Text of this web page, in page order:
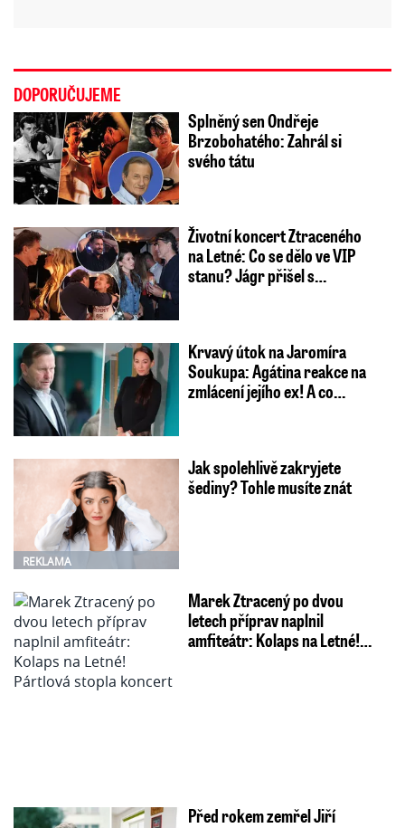
DOPORUČUJEME
Splněný sen Ondřeje
Brzobohatého: Zahrál si
svého tátu
Životní koncert Ztraceného
na Letné: Co se dělo ve VIP
stanu? Jágr přišel s…
Krvavý útok na Jaromíra
Soukupa: Agátina reakce na
zmlácení jejího ex! A co…
REKLAMA
Jak spolehlivě zakryjete
šediny? Tohle musíte znát
Marek Ztracený po dvou
letech příprav naplnil
amfiteátr: Kolaps na Letné!…
Před rokem zemřel Jiří